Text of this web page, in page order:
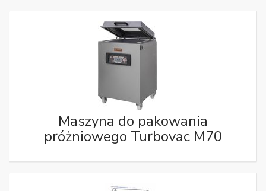
Maszyna do pakowania
próżniowego Turbovac M70